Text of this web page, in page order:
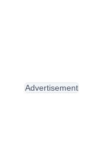
Advertisement